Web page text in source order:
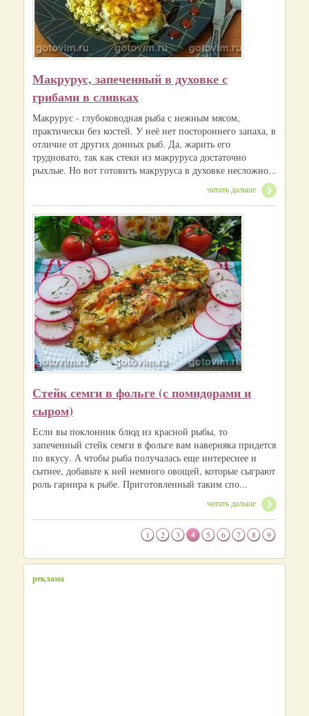
Макрурус, запеченный в духовке с
грибами в сливках
Макрурус - глубоководная рыба с нежным мясом,
практически без костей. У неё нет постороннего запаха, в
отличие от других донных рыб. Да, жарить его
трудновато, так как стеки из макруруса достаточно
рыхлые. Но вот готовить макруруса в духовке несложно...
читать дальше
Стейк семги в фольге (с помидорами и
сыром)
Если вы поклонник блюд из красной рыбы, то
запеченный стейк семги в фольге вам наверняка придется
по вкусу. А чтобы рыба получалась еще интереснее и
сытнее, добавьте к ней немного овощей, которые сыграют
роль гарнира к рыбе. Приготовленный таким спо...
читать дальше
1 2 3 4 5 6 7 8 9
реклама